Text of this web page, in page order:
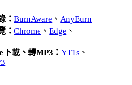
：BurnAware 、 AnyBurn
：Chrome 、Edge 、
下載、轉MP3：YT1s 、